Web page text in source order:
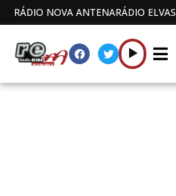
RÁDIO NOVA ANTENARÁDIO ELVAS